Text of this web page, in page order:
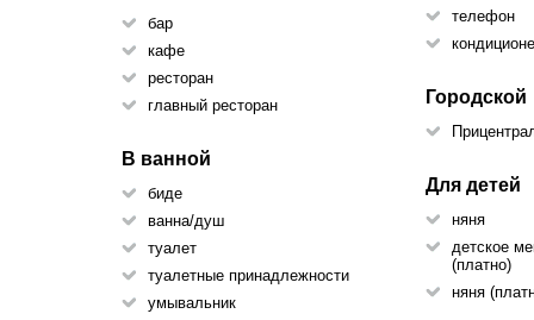
бар
кафе
ресторан
главный ресторан
В ванной
биде
ванна/душ
туалет
туалетные принадлежности
умывальник
телефон
Городской
Для детей
няня
детское
(платно)
няня